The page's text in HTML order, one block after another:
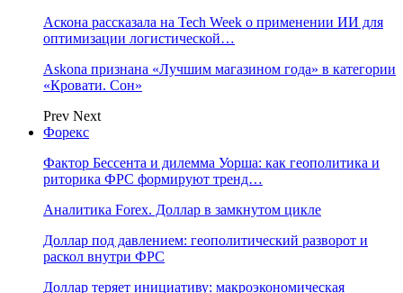
Аскона рассказала на Tech Week о применении ИИ для
оптимизации логистической…
Askona признана «Лучшим магазином года» в категории
«Кровати. Сон»
Prev Next
Форекс
Фактор Бессента и дилемма Уорша: как геополитика и
риторика ФРС формируют тренд…
Аналитика Forex. Доллар в замкнутом цикле
Доллар под давлением: геополитический разворот и
раскол внутри ФРС
Доллар теряет инициативу: макроэкономическая